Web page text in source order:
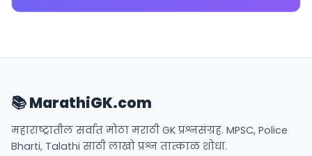
📚 MarathiGK.com
महाराष्ट्रातील सर्वात मोठा मराठी GK प्रश्नसंग्रह. MPSC, Police
Bharti, Talathi साठी लाखो प्रश्न तात्काळ शोधा.